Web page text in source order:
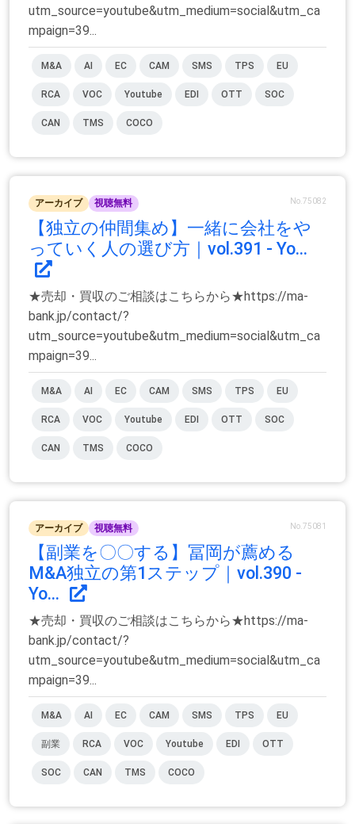
utm_source=youtube&utm_medium=social&utm_ca
mpaign=39...
M&A AI EC CAM SMS TPS EU
RCA VOC Youtube EDI OTT SOC
CAN TMS COCO
アーカイブ 視聴無料 No.75082
【独立の仲間集め】一緒に会社をや
っていく人の選び方｜vol.391 - Yo...
★売却・買収のご相談はこちらから★https://ma-
bank.jp/contact/?
utm_source=youtube&utm_medium=social&utm_ca
mpaign=39...
M&A AI EC CAM SMS TPS EU
RCA VOC Youtube EDI OTT SOC
CAN TMS COCO
アーカイブ 視聴無料 No.75081
【副業を〇〇する】冨岡が薦める
M&A独立の第1ステップ｜vol.390 -
Yo...
★売却・買収のご相談はこちらから★https://ma-
bank.jp/contact/?
utm_source=youtube&utm_medium=social&utm_ca
mpaign=39...
M&A AI EC CAM SMS TPS EU
副業 RCA VOC Youtube EDI OTT
SOC CAN TMS COCO